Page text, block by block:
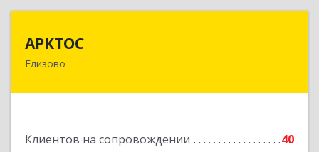
АРКТОС
Елизово
Клиентов на сопровождении
40
684036, Камчатский край, Елизовский р-н,